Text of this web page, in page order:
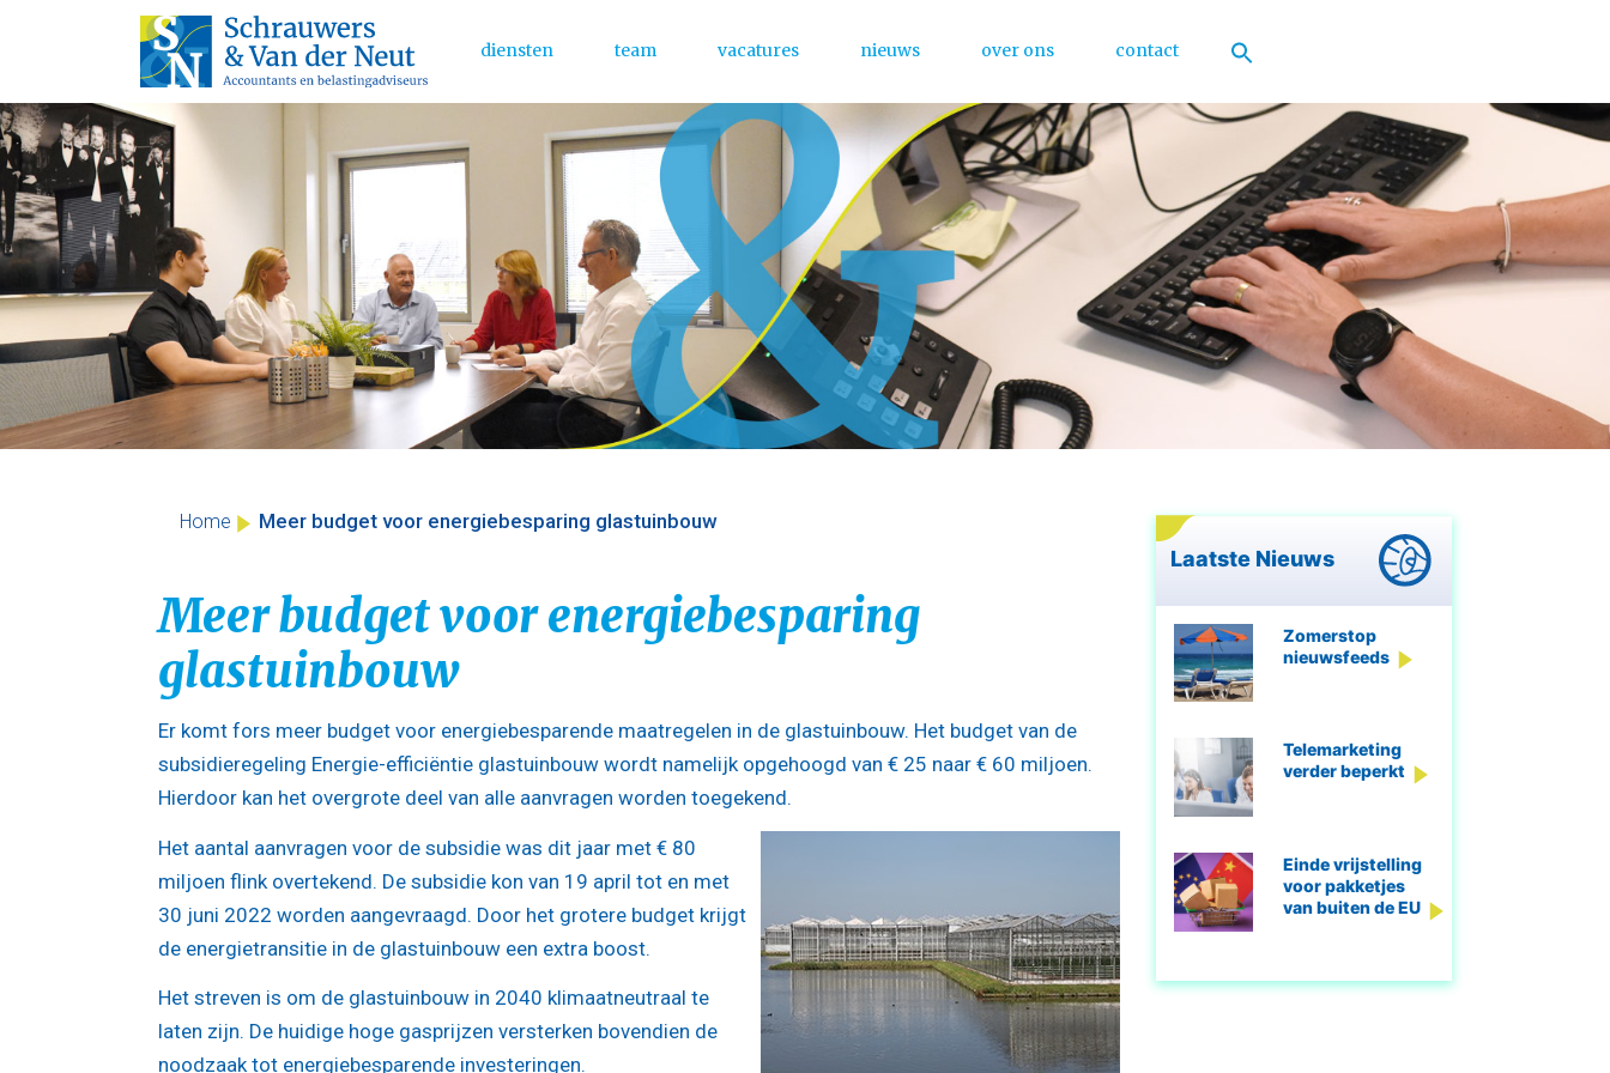
Skip
to
content
Main Menu
diensten team vacatures nieuws over ons contact
Home Meer budget voor energiebesparing glastuinbouw
Meer budget voor energiebesparing
glastuinbouw
Er komt fors meer budget voor energiebesparende maatregelen in de glastuinbouw. Het budget van de
subsidieregeling Energie-efficiëntie glastuinbouw wordt namelijk opgehoogd van € 25 naar € 60 miljoen.
Hierdoor kan het overgrote deel van alle aanvragen worden toegekend.
Het aantal aanvragen voor de subsidie was dit jaar met € 80
miljoen flink overtekend. De subsidie kon van 19 april tot en met
30 juni 2022 worden aangevraagd. Door het grotere budget krijgt
de energietransitie in de glastuinbouw een extra boost.
Het streven is om de glastuinbouw in 2040 klimaatneutraal te
laten zijn. De huidige hoge gasprijzen versterken bovendien de
noodzaak tot energiebesparende investeringen.
Laatste Nieuws
Zomerstop
nieuwsfeeds
Telemarketing
verder beperkt
Einde vrijstelling
voor pakketjes
van buiten de EU